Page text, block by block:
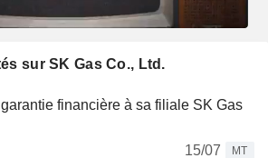
sur SK Gas Co., Ltd.
financière à sa filiale SK Gas
15/07
MT